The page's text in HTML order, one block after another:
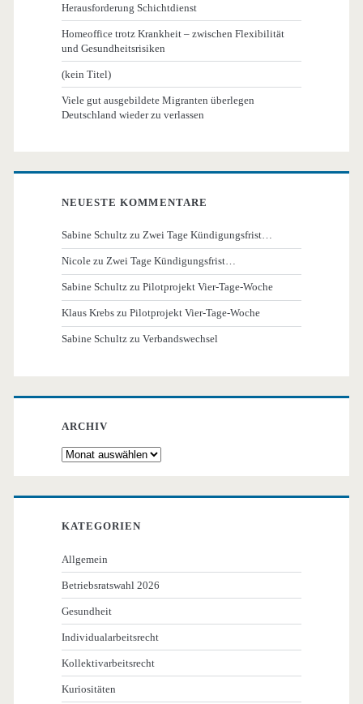
Herausforderung Schichtdienst
Homeoffice trotz Krankheit – zwischen Flexibilität
und Gesundheitsrisiken
(kein Titel)
Viele gut ausgebildete Migranten überlegen
Deutschland wieder zu verlassen
NEUESTE KOMMENTARE
Sabine Schultz zuZwei Tage Kündigungsfrist…
Nicole zuZwei Tage Kündigungsfrist…
Sabine Schultz zuPilotprojekt Vier-Tage-Woche
Klaus Krebs zuPilotprojekt Vier-Tage-Woche
Sabine Schultz zuVerbandswechsel
ARCHIV
Archiv
KATEGORIEN
Allgemein
Betriebsratswahl 2026
Gesundheit
Individualarbeitsrecht
Kollektivarbeitsrecht
Kuriositäten